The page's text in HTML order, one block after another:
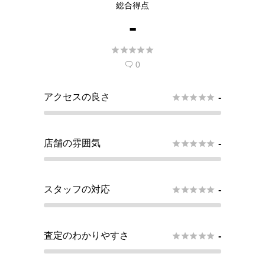
総合得点
-

 0
アクセスの良さ  -
店舗の雰囲気  -
スタッフの対応  -
査定のわかりやすさ  -